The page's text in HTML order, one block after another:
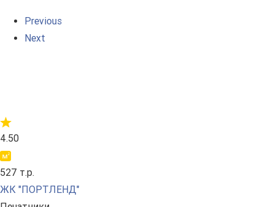
Previous
Next
4.50
527 т.р.
ЖК "ПОРТЛЕНД"